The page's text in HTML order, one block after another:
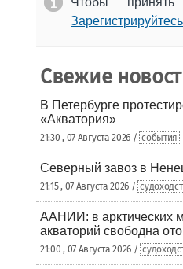
Зарегистрируйтесь
Свежие
В Петербурге
«Акватория»
21:30 , 07 Августа 2026 / события
Северный завоз в
21:15 , 07 Августа 2026 /
ААНИИ: в арктических
акваторий свободна
21:00 , 07 Августа 2026 /